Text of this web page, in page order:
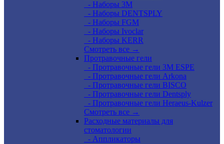
- Наборы 3М
- Наборы DENTSPLY
- Наборы FGM
- Наборы Ivoclar
- Наборы KERR
Смотреть все →
Протравочные гели
- Протравочные гели 3М ESPE
- Протравочные гели Arkona
- Протравочные гели BISCO
- Протравочные гели Dentsply
- Протравочные гели Heraeus-Kulzer
Смотреть все →
Расходные материалы для
стоматологии
- Аппликаторы